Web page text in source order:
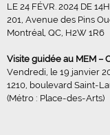
LE 24 FÉVR. 2024 DE
201, Avenue des Pins
Montréal, QC, H2W 1R6
Visite guidée au MEM –
Vendredi, le 19 janvier
1210, boulevard Saint-
(Métro : Place-des-Arts)